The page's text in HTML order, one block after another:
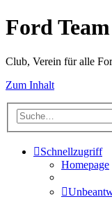
Ford
Club, Verein für alle
Zum Inhalt
Schnellzugriff
Homepage